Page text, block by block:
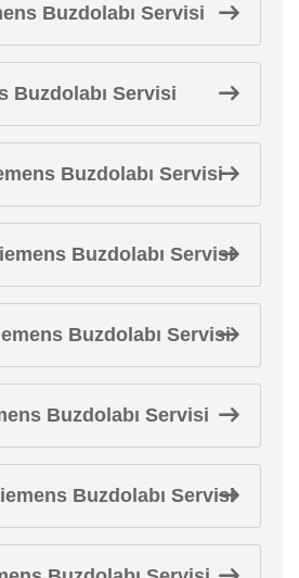
Buzdolabı Servisi
Buzdolabı Servisi
Buzdolabı Servisi
Buzdolabı Servisi
Buzdolabı Servisi
Buzdolabı Servisi
Buzdolabı Servisi